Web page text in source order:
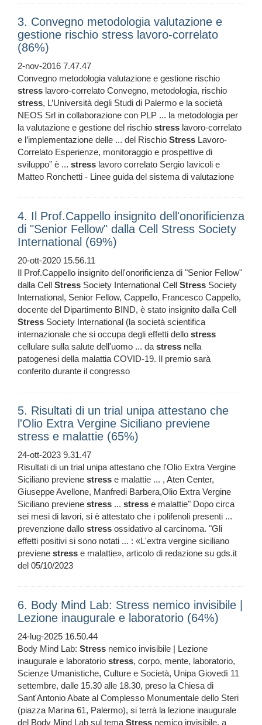
3. Convegno metodologia valutazione e
gestione rischio stress lavoro-correlato
(86%)
2-nov-2016 7.47.47
Convegno metodologia valutazione e gestione rischio
stress lavoro-correlato Convegno, metodologia, rischio
stress, L’Università degli Studi di Palermo e la società
NEOS Srl in collaborazione con PLP ... la metodologia per
la valutazione e gestione del rischio stress lavoro-correlato
e l’implementazione delle ... del Rischio Stress Lavoro-
Correlato Esperienze, monitoraggio e prospettive di
sviluppo” è ... stress lavoro correlato Sergio Iavicoli e
Matteo Ronchetti - Linee guida del sistema di valutazione
4. Il Prof.Cappello insignito dell'onorificienza
di "Senior Fellow" dalla Cell Stress Society
International (69%)
20-ott-2020 15.56.11
Il Prof.Cappello insignito dell'onorificienza di "Senior Fellow"
dalla Cell Stress Society International Cell Stress Society
International, Senior Fellow, Cappello, Francesco Cappello,
docente del Dipartimento BIND, è stato insignito dalla Cell
Stress Society International (la società scientifica
internazionale che si occupa degli effetti dello stress
cellulare sulla salute dell'uomo ... dastress nella
patogenesi della malattia COVID-19. Il premio sarà
conferito durante il congresso
5. Risultati di un trial unipa attestano che
l'Olio Extra Vergine Siciliano previene
stress e malattie (65%)
24-ott-2023 9.31.47
Risultati di un trial unipa attestano che l'Olio Extra Vergine
Siciliano previene stress e malattie ... , Aten Center,
Giuseppe Avellone, Manfredi Barbera,Olio Extra Vergine
Siciliano previene stress ... stress e malattie" Dopo circa
sei mesi di lavori, si è attestato che i polifenoli presenti ...
prevenzione dallo stress ossidativo al carcinoma. "Gli
effetti positivi si sono notati ... : «L'extra vergine siciliano
previene stress e malattie», articolo di redazione su gds.it
del 05/10/2023
6. Body Mind Lab: Stress nemico invisibile |
Lezione inaugurale e laboratorio (64%)
24-lug-2025 16.50.44
Body Mind Lab: Stress nemico invisibile | Lezione
inaugurale e laboratorio stress, corpo, mente, laboratorio,
Scienze Umanistiche, Culture e Società, Unipa Giovedì 11
settembre, dalle 15.30 alle 18.30, preso la Chiesa di
Sant'Antonio Abate al Complesso Monumentale dello Steri
(piazza Marina 61, Palermo), si terrà la lezione inaugurale
del Body Mind Lab sul tema Stress nemico invisibile, a